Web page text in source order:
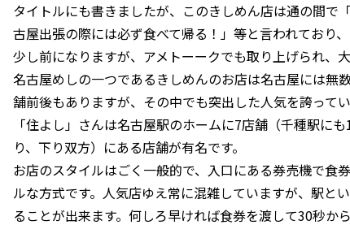
タイトルにも書きましたが、このきしめん店は通の間で
古屋出張の際には必ず食べて帰る！」等と言われており
少し前になりますが、アメトーークでも取り上げられ、
名古屋めしの一つであるきしめんのお店は名古屋には無
舗前後もありますが、その中でも突出した人気を誇って
「住よし」さんは名古屋駅のホームに7店舗（千種駅に
り、下り双方）にある店舗が有名です。
お店のスタイルはごく一般的で、入口にある券売機で食
ルな方式です。人気店ゆえ常に混雑していますが、駅と
ることが出来ます。何しろ早ければ食券を渡して30秒か